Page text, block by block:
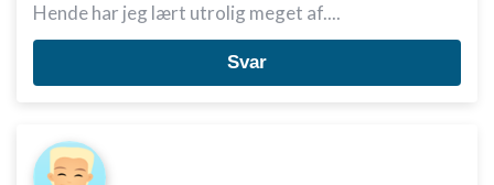
Hende har jeg lært utrolig meget af....
Svar